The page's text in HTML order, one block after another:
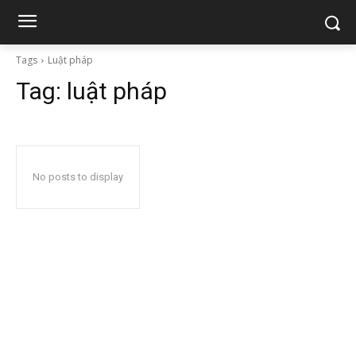
Tags Luật pháp
Tag: luật pháp
No posts to display